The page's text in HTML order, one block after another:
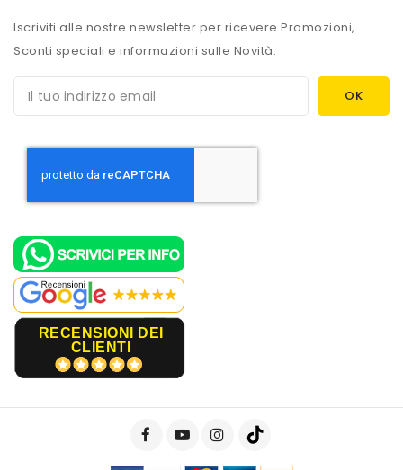
Iscriviti alle nostre newsletter per ricevere Promozioni,
Sconti speciali e informazioni sulle Novità.
RECENSIONI DEI
CLIENTI